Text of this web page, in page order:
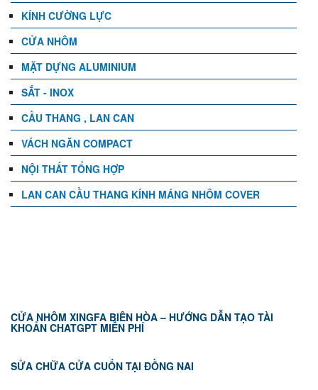
KÍNH CƯỜNG LỰC
CỬA NHÔM
MẶT DỰNG ALUMINIUM
SẮT - INOX
CẦU THANG , LAN CAN
VÁCH NGĂN COMPACT
NỘI THẤT TỔNG HỢP
LAN CAN CẦU THANG KÍNH MÁNG NHÔM COVER
CỬA NHÔM XINGFA BIÊN HÒA – HƯỚNG DẪN TẠO TÀI
KHOẢN CHATGPT MIỄN PHÍ
SỬA CHỮA CỬA CUỐN TẠI ĐỒNG NAI